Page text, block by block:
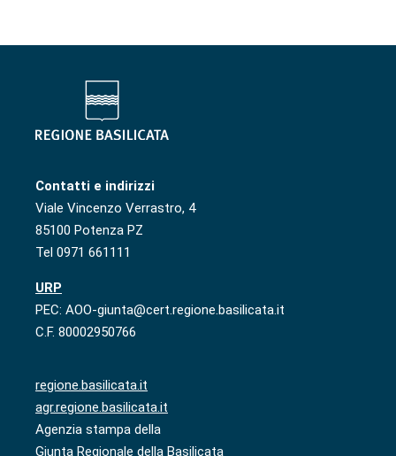
Contatti e indirizzi
Viale Vincenzo Verrastro, 4
85100 Potenza PZ
Tel 0971 661111
URP
PEC: AOO-giunta@cert.regione.basilicata.it
C.F. 80002950766
regione.basilicata.it
agr.regione.basilicata.it
Agenzia stampa della
Giunta Regionale della Basilicata